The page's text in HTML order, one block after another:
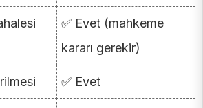
✅ Evet (mahkeme
kararı gerekir)
✅ Evet